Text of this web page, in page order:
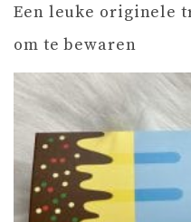
Een leuke originele
om te bewaren